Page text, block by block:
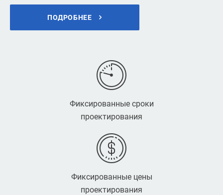
ПОДРОБНЕЕ
Фиксированные сроки
проектирования
Фиксированные цены
проектирования